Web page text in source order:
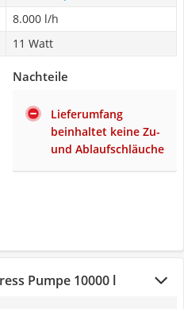
8.000 l/h
11 Watt
Nachteile
Lieferumfang
beinhaltet keine Zu-
und Ablaufschläuche
Pumpe 10000 l